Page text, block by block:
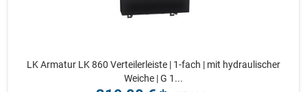
LK Armatur LK 860 Verteilerleiste | 1-fach | mit hydraulischer
Weiche | G 1...